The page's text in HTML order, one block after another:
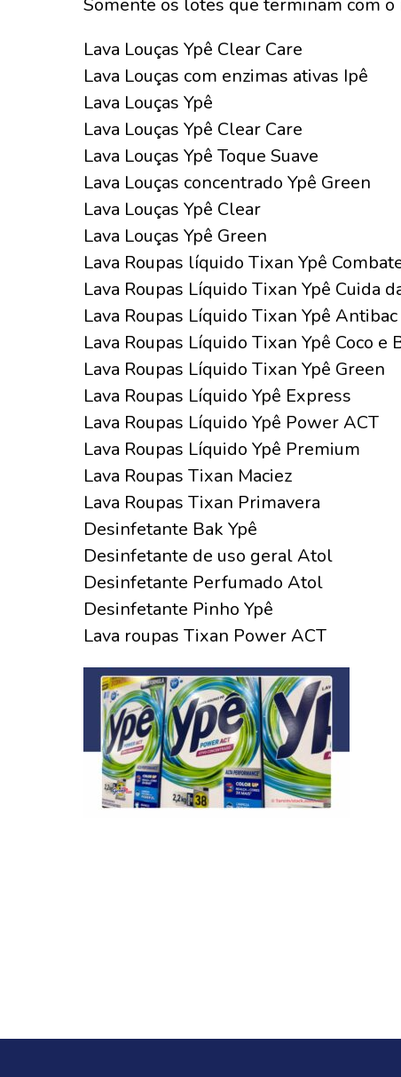
Somente os lotes que terminam com
Lava Louças Ypê Clear Care
Lava Louças com enzimas ativas Ipê
Lava Louças Ypê
Lava Louças Ypê Clear Care
Lava Louças Ypê Toque Suave
Lava Louças concentrado Ypê Green
Lava Louças Ypê Clear
Lava Louças Ypê Green
Lava Roupas líquido Tixan Ypê
Lava Roupas Líquido Tixan Ypê Cuida
Lava Roupas Líquido Tixan Ypê Antibac
Lava Roupas Líquido Tixan Ypê Coco e
Lava Roupas Líquido Tixan Ypê Green
Lava Roupas Líquido Ypê Express
Lava Roupas Líquido Ypê Power ACT
Lava Roupas Líquido Ypê Premium
Lava Roupas Tixan Maciez
Lava Roupas Tixan Primavera
Desinfetante Bak Ypê
Desinfetante de uso geral Atol
Desinfetante Perfumado Atol
Desinfetante Pinho Ypê
Lava roupas Tixan Power ACT